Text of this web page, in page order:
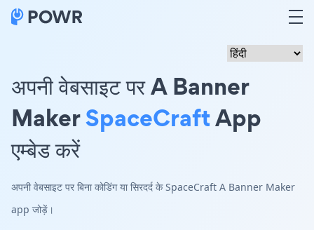
अपनी वेबसाइट पर A Banner
MakerSpaceCraftApp
एम्बेड करें
अपनी वेबसाइट पर बिना कोडिंग या सिरदर्द के SpaceCraft A Banner Maker
app जोड़ें।